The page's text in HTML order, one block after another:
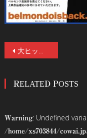
投
ナ
ゲ
大ヒット中の「ジャン＝ポール･ベルモンド傑作選」の2021年・第２弾の開催が決定！次回は観客による“ベルモンド映画総選挙”方式を採用！上映劇場でアンケート・チラシを緊急配布！
RELATED POSTS
Warning: Undefined
/home/xs703844/